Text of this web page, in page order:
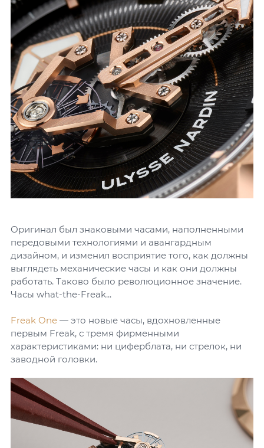
Оригинал был знаковыми часами, наполненными
передовыми технологиями и авангардным
дизайном, и изменил восприятие того, как должны
выглядеть механические часы и как они должны
работать. Таково было революционное значение.
Часы what-the-Freak...
Freak One — это новые часы, вдохновленные
первым Freak, с тремя фирменными
характеристиками: ни циферблата, ни стрелок, ни
заводной головки.